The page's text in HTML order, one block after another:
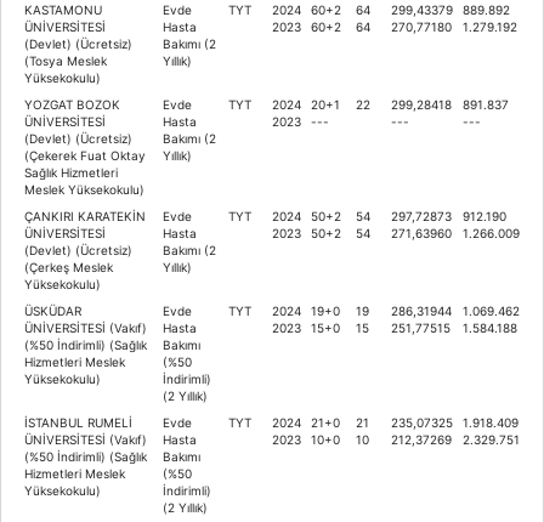
KASTAMONU
ÜNİVERSİTESİ
(Devlet) (Ücretsiz)
(Tosya Meslek
Yüksekokulu)
Evde
Hasta
Bakımı (2
Yıllık)
TYT
2024
2023
60+2
60+2
64
64
299,43379
270,77180
889.892
1.279.192
YOZGAT BOZOK
ÜNİVERSİTESİ
(Devlet) (Ücretsiz)
(Çekerek Fuat Oktay
Sağlık Hizmetleri
Meslek Yüksekokulu)
Evde
Hasta
Bakımı (2
Yıllık)
TYT
2024
2023
20+1
---
22
299,28418
---
891.837
---
ÇANKIRI KARATEKİN
ÜNİVERSİTESİ
(Devlet) (Ücretsiz)
(Çerkeş Meslek
Yüksekokulu)
Evde
Hasta
Bakımı (2
Yıllık)
TYT
2024
2023
50+2
50+2
54
54
297,72873
271,63960
912.190
1.266.009
ÜSKÜDAR
ÜNİVERSİTESİ (Vakıf)
(%50 İndirimli) (Sağlık
Hizmetleri Meslek
Yüksekokulu)
Evde
Hasta
Bakımı
(%50
İndirimli)
(2 Yıllık)
TYT
2024
2023
19+0
15+0
19
15
286,31944
251,77515
1.069.462
1.584.188
İSTANBUL RUMELİ
ÜNİVERSİTESİ (Vakıf)
(%50 İndirimli) (Sağlık
Hizmetleri Meslek
Yüksekokulu)
Evde
Hasta
Bakımı
(%50
İndirimli)
(2 Yıllık)
TYT
2024
2023
21+0
10+0
21
10
235,07325
212,37269
1.918.409
2.329.751